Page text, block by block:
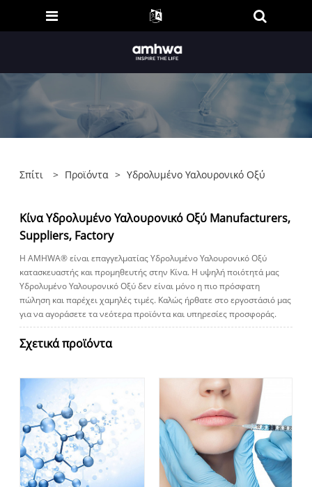
Σπίτι > Προϊόντα > Υδρολυμένο Υαλουρονικό Οξύ
Κίνα Υδρολυμένο Υαλουρονικό Οξύ Manufacturers,
Suppliers, Factory
Η AMHWA® είναι επαγγελματίας Υδρολυμένο Υαλουρονικό Οξύ
κατασκευαστής και προμηθευτής στην Κίνα. Η υψηλή ποιότητά μας
Υδρολυμένο Υαλουρονικό Οξύ δεν είναι μόνο η πιο πρόσφατη
πώληση και παρέχει χαμηλές τιμές. Καλώς ήρθατε στο εργοστάσιό μας
για να αγοράσετε τα νεότερα προϊόντα και υπηρεσίες προσφοράς.
Σχετικά προϊόντα